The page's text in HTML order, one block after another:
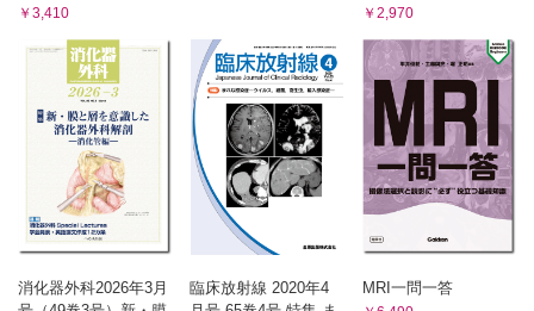
￥3,410 ￥2,970
消化器外科2026年3月
臨床放射線 2020年4
MRI一問一答